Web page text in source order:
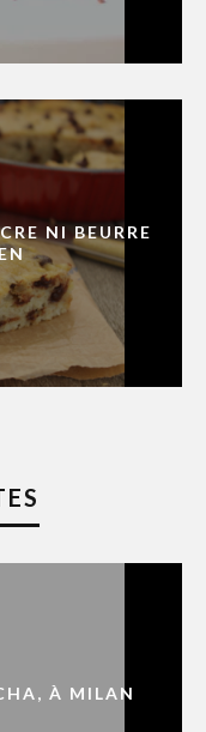
NI BEURRE
À MILAN